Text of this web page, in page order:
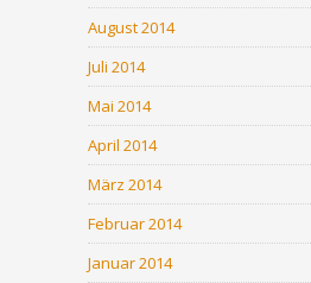
August 2014
Juli 2014
Mai 2014
April 2014
März 2014
Februar 2014
Januar 2014